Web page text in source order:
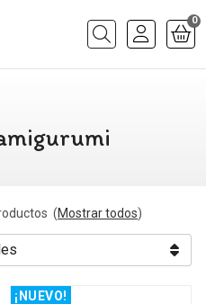
Buscar
0
(Mostrar todos)
¡NUEVO!